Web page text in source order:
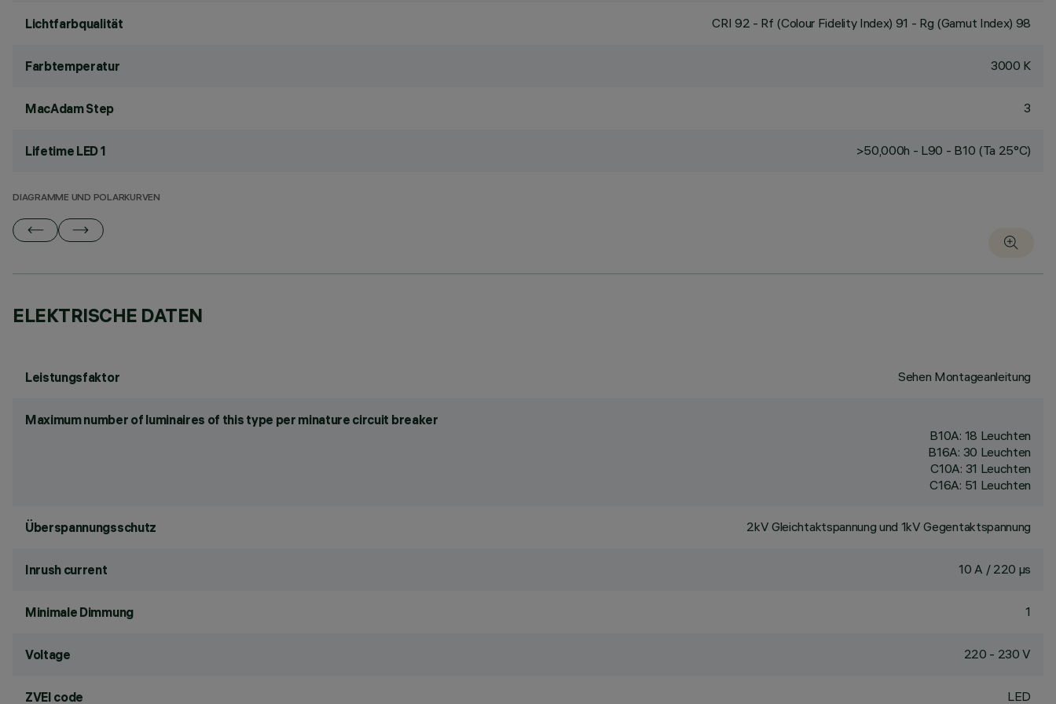
Lichtfarbqualität CRI 92 - Rf (Colour Fidelity Index) 91 - Rg (Gamut Index) 98
Farbtemperatur 3000 K
MacAdam Step 3
Lifetime LED 1 >50,000h - L90 - B10 (Ta 25°C)
DIAGRAMME UND POLARKURVEN
ELEKTRISCHE DATEN
Leistungsfaktor Sehen Montageanleitung
Maximum number of luminaires of this type per minature circuit breaker
B10A: 18 Leuchten
B16A: 30 Leuchten
C10A: 31 Leuchten
C16A: 51 Leuchten
Überspannungsschutz 2kV Gleichtaktspannung und 1kV Gegentaktspannung
Inrush current 10 A / 220 µs
Minimale Dimmung 1
Voltage 220 - 230 V
ZVEI code LED